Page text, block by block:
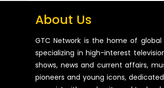
About Us
GTC Network is the home of
specializing in high-interest
shows, news and current affairs,
pioneers and young icons,